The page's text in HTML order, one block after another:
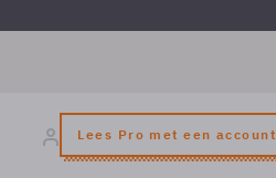
Lees Pro met een account